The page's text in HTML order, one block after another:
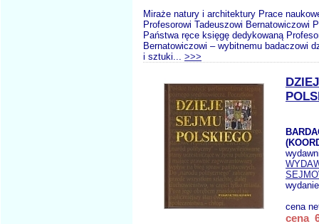
Miraże natury i architektury Prace
Profesorowi Tadeuszowi Bernatowiczowi
Państwa ręce księgę dedykowaną
Bernatowiczowi – wybitnemu badaczowi
i sztuki... >>>
cena
cena